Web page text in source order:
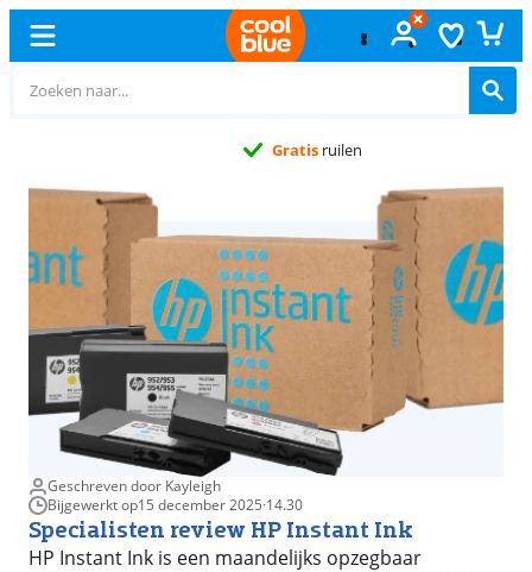
Gratisruilen
Geschreven door Kayleigh
Bijgewerkt op15 december 2025·14.30
Specialisten review HP Instant Ink
HP Instant Ink is een maandelijks opzegbaar